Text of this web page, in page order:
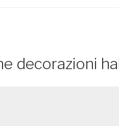
decorazioni